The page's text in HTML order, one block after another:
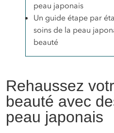
peau japonais
Un guide étape par
soins de la peau
beauté
Rehaussez
beauté avec
peau japonais